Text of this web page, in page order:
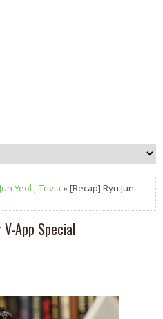
Yeol , Trivia » [Recap] Ryu Jun
App Special